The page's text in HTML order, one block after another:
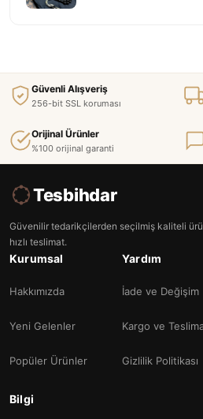
Güvenli Alışveriş
256-bit SSL koruması
Orijinal Ürünler
%100 orijinal garanti
Tesbihdar
Güvenilir tedarikçilerden seçilmiş kaliteli
hızlı teslimat.
Kurumsal
Hakkımızda
Yeni Gelenler
Popüler Ürünler
Yardım
İade ve Değişim
Kargo ve
Gizlilik Politikası
Bilgi